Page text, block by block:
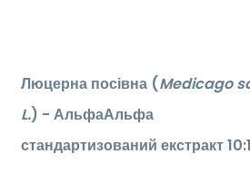
Люцерна посівна (Medicago
L.) - АльфаАльфа
стандартизований екстракт 10:1